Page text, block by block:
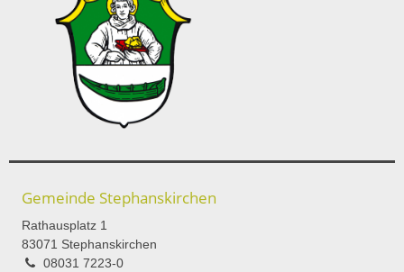
Gemeinde Stephanskirchen
Rathausplatz 1
83071 Stephanskirchen
08031 7223-0